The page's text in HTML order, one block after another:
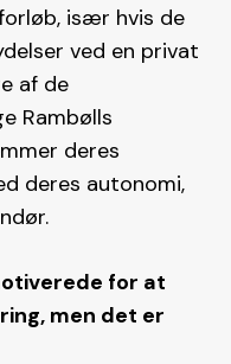
især hvis de
ved en privat
af de
Rambølls
deres
deres autonomi,
for at
men det er